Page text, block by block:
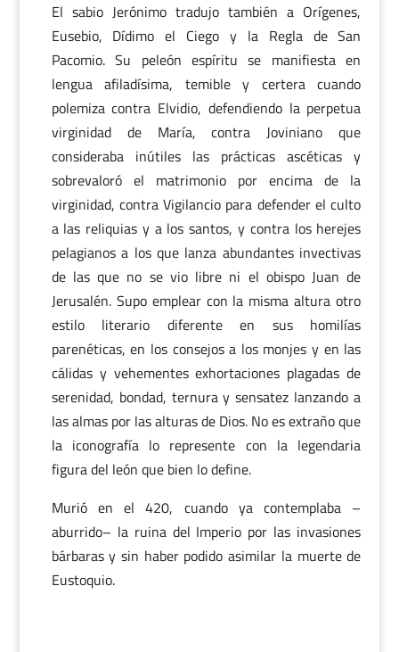
El sabio Jerónimo tradujo también a Orígenes,
Eusebio, Dídimo el Ciego y la Regla de San
Pacomio. Su peleón espíritu se manifiesta en
lengua afiladísima, temible y certera cuando
polemiza contra Elvidio, defendiendo la perpetua
virginidad de María, contra Joviniano que
consideraba inútiles las prácticas ascéticas y
sobrevaloró el matrimonio por encima de la
virginidad, contra Vigilancio para defender el culto
a las reliquias y a los santos, y contra los herejes
pelagianos a los que lanza abundantes invectivas
de las que no se vio libre ni el obispo Juan de
Jerusalén. Supo emplear con la misma altura otro
estilo literario diferente en sus homilías
parenéticas, en los consejos a los monjes y en las
cálidas y vehementes exhortaciones plagadas de
serenidad, bondad, ternura y sensatez lanzando a
las almas por las alturas de Dios. No es extraño que
la iconografía lo represente con la legendaria
figura del león que bien lo define.
Murió en el 420, cuando ya contemplaba –
aburrido– la ruina del Imperio por las invasiones
bárbaras y sin haber podido asimilar la muerte de
Eustoquio.